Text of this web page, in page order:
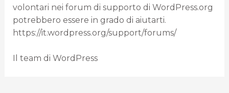
volontari nei forum di supporto di WordPress.org
potrebbero essere in grado di aiutarti.
https://it.wordpress.org/support/forums/
Il team di WordPress